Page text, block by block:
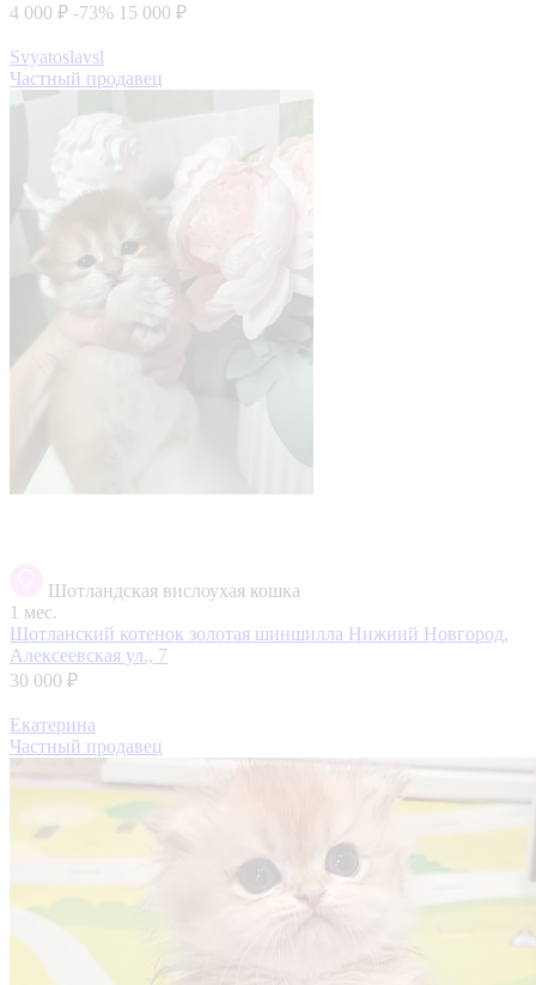
4 000 ₽ -73% 15 000 ₽
Svyatoslavsl
Частный продавец
Шотландская вислоухая кошка
1 мес.
Шотланский котенок золотая шиншилла Нижний Новгород,
Алексеевская ул., 7
30 000 ₽
Екатерина
Частный продавец